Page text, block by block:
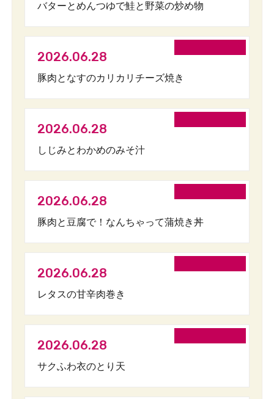
バターとめんつゆで鮭と野菜の炒め物
2026.06.28
豚肉となすのカリカリチーズ焼き
2026.06.28
しじみとわかめのみそ汁
2026.06.28
豚肉と豆腐で！なんちゃって蒲焼き丼
2026.06.28
レタスの甘辛肉巻き
2026.06.28
サクふわ衣のとり天